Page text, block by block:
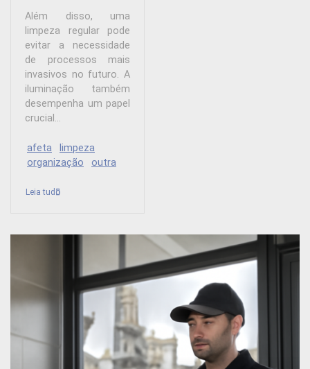
Além disso, uma
limpeza regular pode
evitar a necessidade
de processos mais
invasivos no futuro. A
iluminação também
desempenha um papel
crucial...
afeta
limpeza
organização
outra
Leia tudo